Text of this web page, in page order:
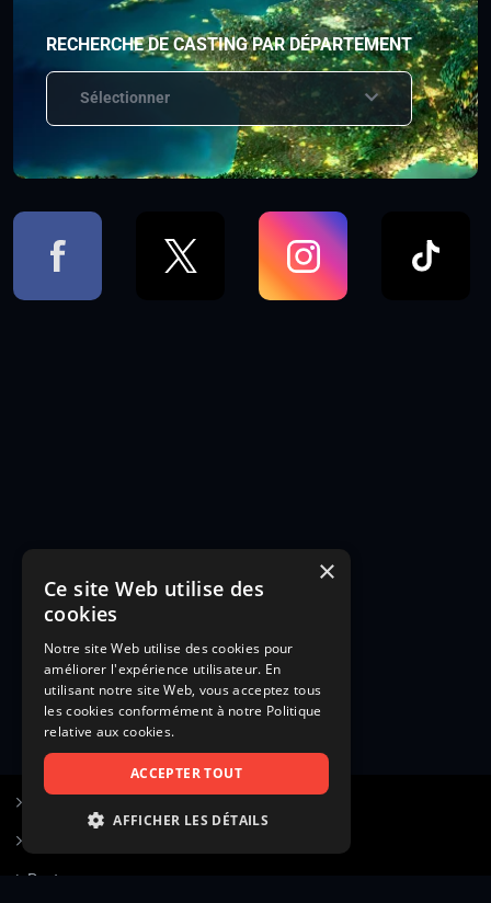
RECHERCHE DE CASTING PAR DÉPARTEMENT
Sélectionner
Poster une annonce
×
Ce site Web utilise des
cookies
Notre site Web utilise des cookies pour
améliorer l'expérience utilisateur. En
utilisant notre site Web, vous acceptez tous
les cookies conformément à notre Politique
relative aux cookies.
ACCEPTER TOUT
AFFICHER LES DÉTAILS